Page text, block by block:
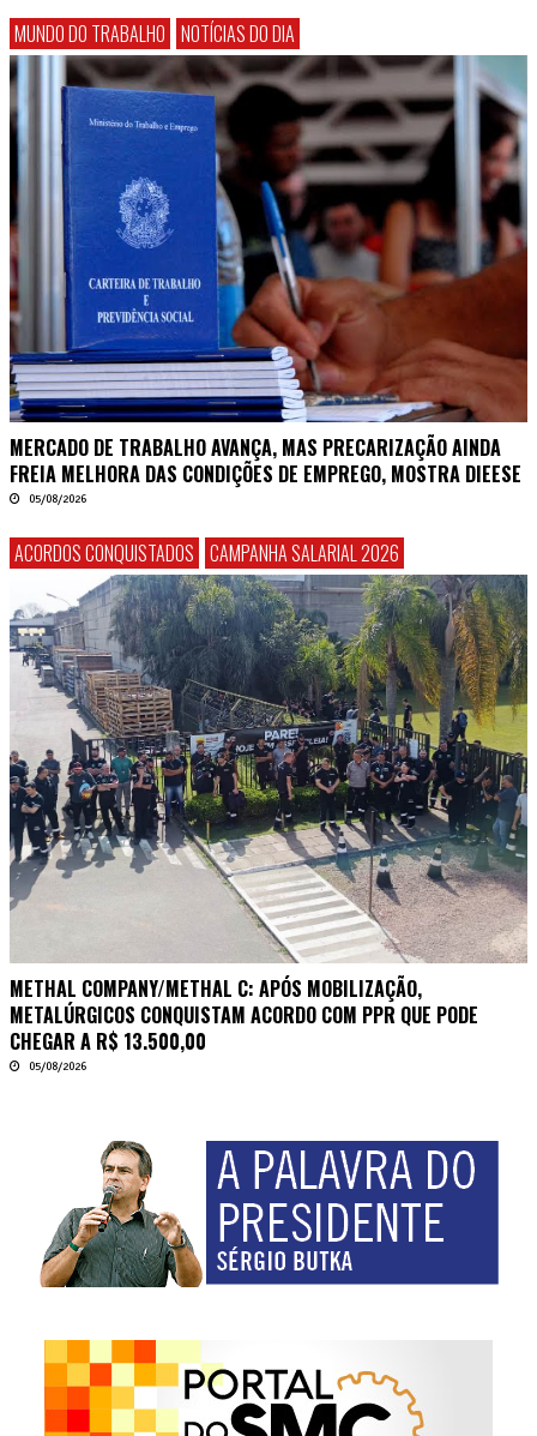
MUNDO DO TRABALHO NOTÍCIAS DO DIA
MERCADO DE TRABALHO AVANÇA, MAS PRECARIZAÇÃO AINDA
FREIA MELHORA DAS CONDIÇÕES DE EMPREGO, MOSTRA DIEESE
05/08/2026
ACORDOS CONQUISTADOS CAMPANHA SALARIAL 2026
METHAL COMPANY/METHAL C: APÓS MOBILIZAÇÃO,
METALÚRGICOS CONQUISTAM ACORDO COM PPR QUE PODE
CHEGAR A R$ 13.500,00
05/08/2026